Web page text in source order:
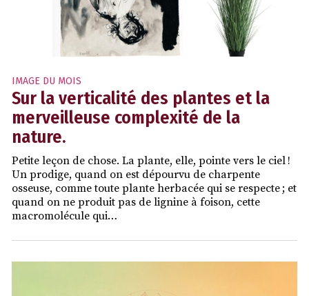
IMAGE DU MOIS
Sur la verticalité des plantes et la
merveilleuse complexité de la
nature.
Petite leçon de chose. La plante, elle, pointe vers le ciel !
Un prodige, quand on est dépourvu de charpente
osseuse, comme toute plante herbacée qui se respecte ; et
quand on ne produit pas de lignine à foison, cette
macromolécule qui…